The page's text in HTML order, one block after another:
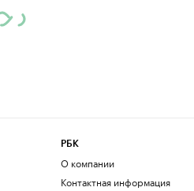
РБК
О компании
Контактная информация